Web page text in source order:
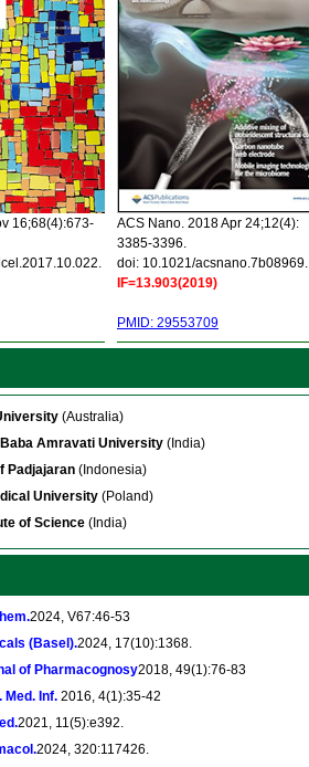
16;68(4):673-
ACS Nano. 2018 Apr 24;12(4):
3385-3396.
doi: 10.1021/acsnano.7b08969.
IF=13.903(2019)
PMID: 29553709
(Australia)
Amravati University (India)
Padjajaran (Indonesia)
University (Poland)
of Science (India)
2024, V67:46-53
(Basel).2024, 17(10):1368.
of Pharmacognosy2018, 49(1):76-83
Med. Inf. 2016, 4(1):35-42
2021, 11(5):e392.
2024, 320:117426.